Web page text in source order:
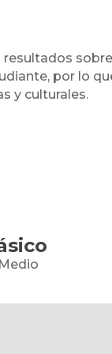
resultados
por lo
y culturales.